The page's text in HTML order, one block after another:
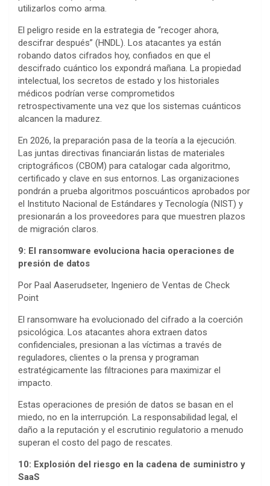
utilizarlos como arma.
El peligro reside en la estrategia de “recoger ahora,
descifrar después” (HNDL). Los atacantes ya están
robando datos cifrados hoy, confiados en que el
descifrado cuántico los expondrá mañana. La propiedad
intelectual, los secretos de estado y los historiales
médicos podrían verse comprometidos
retrospectivamente una vez que los sistemas cuánticos
alcancen la madurez.
En 2026, la preparación pasa de la teoría a la ejecución.
Las juntas directivas financiarán listas de materiales
criptográficos (CBOM) para catalogar cada algoritmo,
certificado y clave en sus entornos. Las organizaciones
pondrán a prueba algoritmos poscuánticos aprobados por
el Instituto Nacional de Estándares y Tecnología (NIST) y
presionarán a los proveedores para que muestren plazos
de migración claros.
9: El ransomware evoluciona hacia operaciones de
presión de datos
Por Paal Aaserudseter, Ingeniero de Ventas de Check
Point
El ransomware ha evolucionado del cifrado a la coerción
psicológica. Los atacantes ahora extraen datos
confidenciales, presionan a las víctimas a través de
reguladores, clientes o la prensa y programan
estratégicamente las filtraciones para maximizar el
impacto.
Estas operaciones de presión de datos se basan en el
miedo, no en la interrupción. La responsabilidad legal, el
daño a la reputación y el escrutinio regulatorio a menudo
superan el costo del pago de rescates.
10: Explosión del riesgo en la cadena de suministro y
SaaS